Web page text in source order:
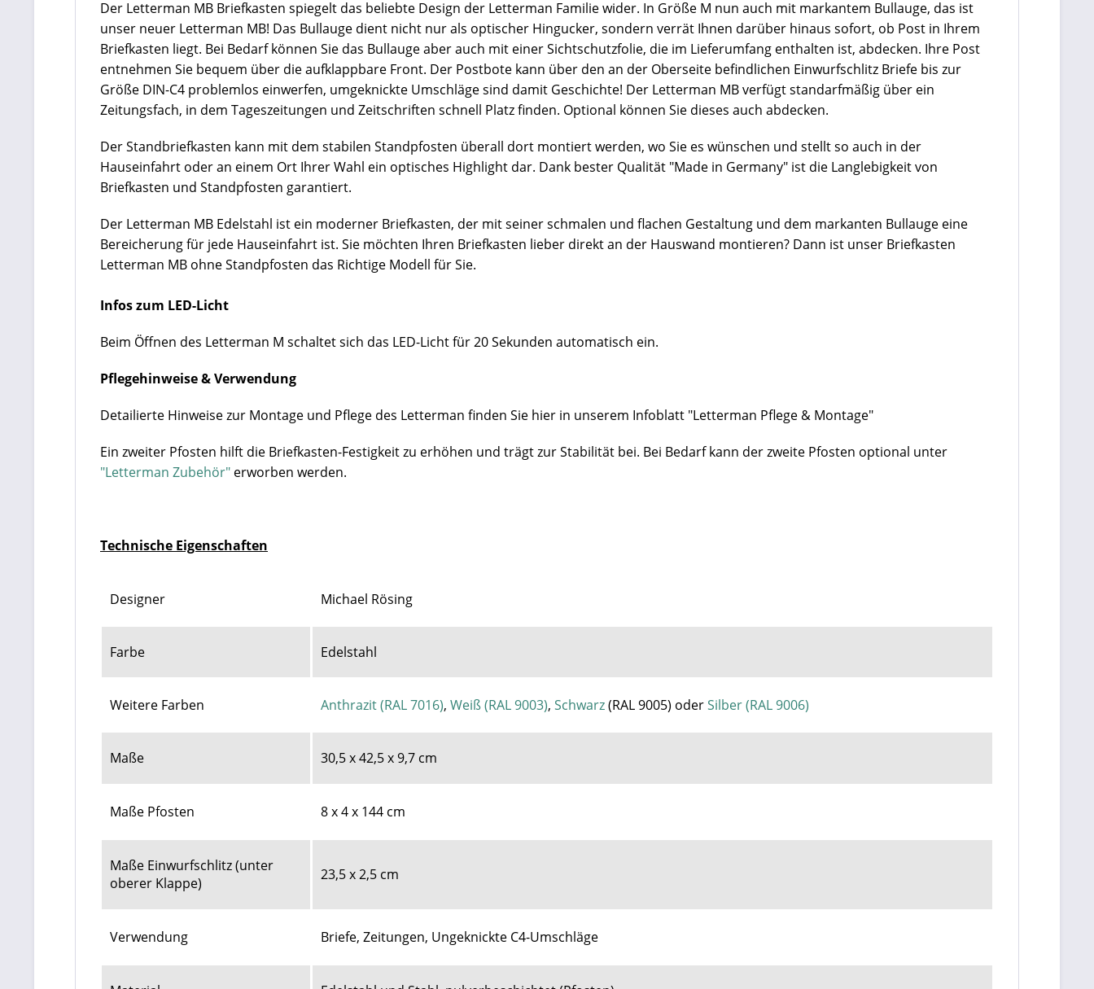
Der Letterman MB Briefkasten spiegelt das beliebte Design der Letterman Familie wider. In Größe M nun auch mit markantem Bullauge, das ist
unser neuer Letterman MB! Das Bullauge dient nicht nur als optischer Hingucker, sondern verrät Ihnen darüber hinaus sofort, ob Post in Ihrem
Briefkasten liegt. Bei Bedarf können Sie das Bullauge aber auch mit einer Sichtschutzfolie, die im Lieferumfang enthalten ist, abdecken. Ihre Post
entnehmen Sie bequem über die aufklappbare Front. Der Postbote kann über den an der Oberseite befindlichen Einwurfschlitz Briefe bis zur
Größe DIN-C4 problemlos einwerfen, umgeknickte Umschläge sind damit Geschichte! Der Letterman MB verfügt standarfmäßig über ein
Zeitungsfach, in dem Tageszeitungen und Zeitschriften schnell Platz finden. Optional können Sie dieses auch abdecken.
Der Standbriefkasten kann mit dem stabilen Standpfosten überall dort montiert werden, wo Sie es wünschen und stellt so auch in der
Hauseinfahrt oder an einem Ort Ihrer Wahl ein optisches Highlight dar. Dank bester Qualität "Made in Germany" ist die Langlebigkeit von
Briefkasten und Standpfosten garantiert.
Der Letterman MB Edelstahl ist ein moderner Briefkasten, der mit seiner schmalen und flachen Gestaltung und dem markanten Bullauge eine
Bereicherung für jede Hauseinfahrt ist. Sie möchten Ihren Briefkasten lieber direkt an der Hauswand montieren? Dann ist unser Briefkasten
Letterman MB ohne Standpfosten das Richtige Modell für Sie.
Infos zum LED-Licht
Beim Öffnen des Letterman M schaltet sich das LED-Licht für 20 Sekunden automatisch ein.
Pflegehinweise & Verwendung
Detailierte Hinweise zur Montage und Pflege des Letterman finden Sie hier in unserem Infoblatt "Letterman Pflege & Montage"
Ein zweiter Pfosten hilft die Briefkasten-Festigkeit zu erhöhen und trägt zur Stabilität bei. Bei Bedarf kann der zweite Pfosten optional unter
"Letterman Zubehör" erworben werden.
Technische Eigenschaften
Designer Michael Rösing
Farbe Edelstahl
Weitere Farben Anthrazit (RAL 7016), Weiß (RAL 9003), Schwarz(RAL 9005) oderSilber (RAL 9006)
Maße 30,5 x 42,5 x 9,7 cm
Maße Pfosten 8 x 4 x 144 cm
Maße Einwurfschlitz (unter
oberer Klappe)
23,5 x 2,5 cm
Verwendung Briefe, Zeitungen, Ungeknickte C4-Umschläge